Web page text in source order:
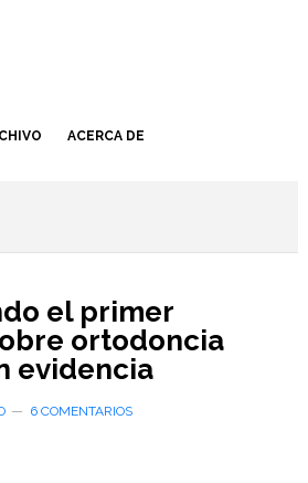
ACERCA DE
el primer
ortodoncia
evidencia
6 COMENTARIOS